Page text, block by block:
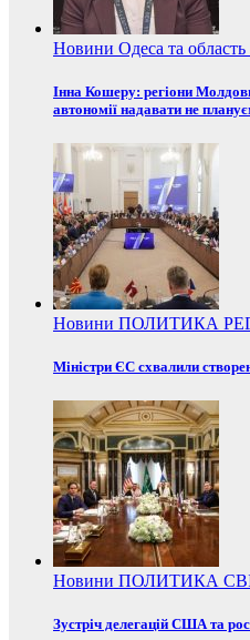
Новини Одеса та область
Інна Кошеру: регіони
автономії надавати не
Новини ПОЛИТИКА
Міністри ЄС схвалили
Новини ПОЛИТИКА
Зустріч делегацій США та